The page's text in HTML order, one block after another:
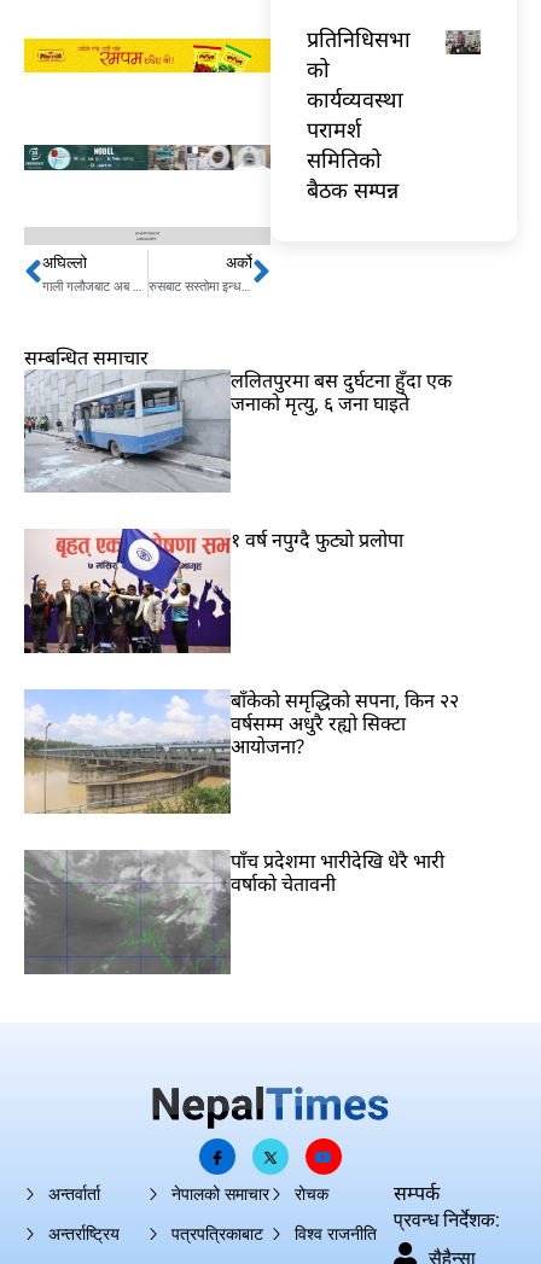
Prev
अघिल्लो अर्को
रुसबाट सस्तोमा इन्धन ल्याएर युरोपमा बेच्दैछ भारत Next
प्रतिनिधिसभा
को
कार्यव्यवस्था
परामर्श
समितिको
बैठक सम्पन्न
सम्बन्धित समाचार
ललितपुरमा बस दुर्घटना हुँदा एक
जनाको मृत्यु, ६ जना घाइते
१ वर्ष नपुग्दै फुट्यो प्रलोपा
बाँकेको समृद्धिको सपना, किन २२
वर्षसम्म अधुरै रह्यो सिक्टा
आयोजना?
पाँच प्रदेशमा भारीदेखि धेरै भारी
वर्षाको चेतावनी
अन्तर्वार्ता
अन्तर्राष्ट्रिय
नेपालको समाचार
पत्रपत्रिकाबाट
रोचक
विश्व राजनीति
सम्पर्क
प्रवन्ध निर्देशक:
सैहैन्सा